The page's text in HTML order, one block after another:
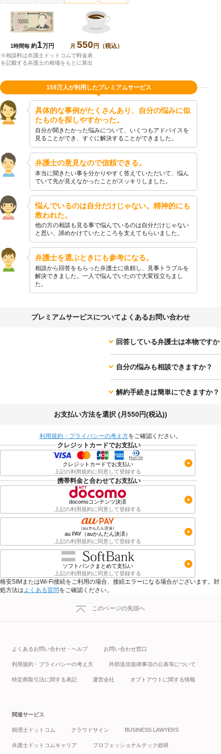
1時間毎約1万円 月 550 円（税込）
※相談料は弁護士ドットコムで料金表
を記載する弁護士の相場をもとに算出
159万人が利用したプレミアムサービス
具体的な事例がたくさんあり、自分の悩みに似
たものを探しやすかった。
自分が聞きたかった悩みについて、いくつもアドバイスを
見ることができ、すぐに解決することができました。
弁護士の意見なので信頼できる。
本当に聞きたい事を分かりやすく答えていただいて、悩ん
でいて先が見えなかったことがスッキリしました。
悩んでいるのは自分だけじゃない。精神的にも
救われた。
他の方の相談も見る事で悩んでいるのは自分だけじゃない
と思い、諦めかけていたところを支えてもらいました。
弁護士を選ぶときにも参考になる。
相談から回答をもらった弁護士に依頼し、見事トラブルを
解決できました。一人で悩んでいたので大変役立ちまし
た。
プレミアムサービスについてよくあるお問い合わせ
回答している弁護士は本物ですか
自分の悩みも相談できますか？
解約手続きは簡単にできますか？
お支払い方法を選択 (月550円(税込))
利用規約・プライバシーの考え方をご確認ください。
クレジットカードでお支払い
クレジットカードでお支払い
上記の利用規約に同意して登録する
携帯料金と合わせてお支払い
docomoコンテンツ決済
上記の利用規約に同意して登録する
au PAY（auかんたん決済）
上記の利用規約に同意して登録する
ソフトバンクまとめて支払い
上記の利用規約に同意して登録する
格安SIMまたはWi-Fi接続をご利用の場合、接続エラーになる場合がございます。対
処方法はよくある質問をご確認ください。
このページの先頭へ
よくあるお問い合わせ・ヘルプ お問い合わせ窓口
利用規約・プライバシーの考え方 外部送信規律事項の公表等について
特定商取引法に関する表記 運営会社 オプトアウトに関する情報
関連サービス
税理士ドットコム クラウドサイン BUSINESS LAWYERS
弁護士ドットコムキャリア プロフェッショナルテック総研